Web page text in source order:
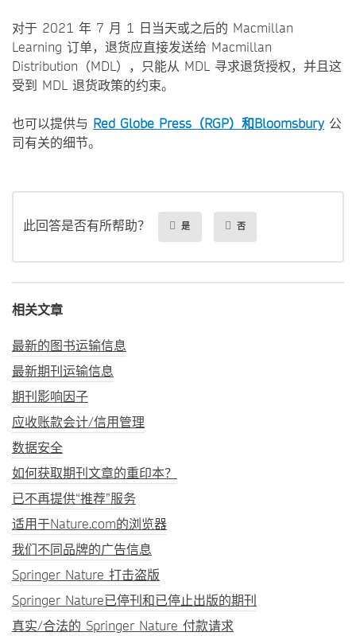
对于 2021 年 7 月 1 日当天或之后的 Macmillan
Learning 订单，退货应直接发送给 Macmillan
Distribution（MDL），只能从 MDL 寻求退货授权，并且这
受到 MDL 退货政策的约束。
也可以提供与 Red Globe Press（RGP）和Bloomsbury 公
司有关的细节。
此回答是否有所帮助？ 是 否
相关文章
最新的图书运输信息
最新期刊运输信息
期刊影响因子
应收账款会计/信用管理
数据安全
如何获取期刊文章的重印本？
已不再提供“推荐”服务
适用于Nature.com的浏览器
我们不同品牌的广告信息
Springer Nature 打击盗版
Springer Nature已停刊和已停止出版的期刊
真实/合法的 Springer Nature 付款请求